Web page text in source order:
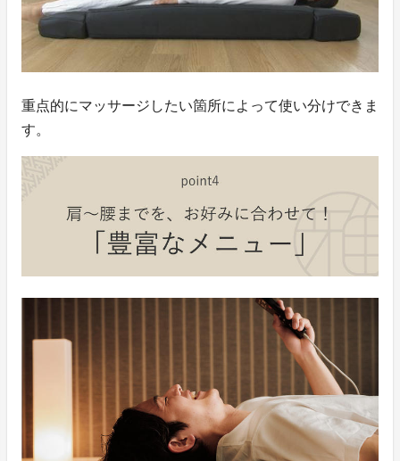
重点的にマッサージしたい箇所によって使い分けできま
す。